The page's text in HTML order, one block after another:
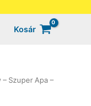
Kosár
Szuper Apa –